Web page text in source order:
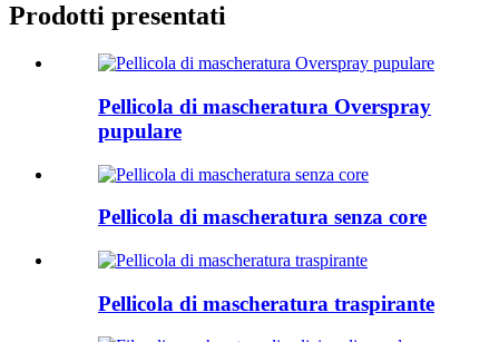
Prodotti presentati
Pellicola di mascheratura Overspray
pupulare
Pellicola di mascheratura senza core
Pellicola di mascheratura traspirante